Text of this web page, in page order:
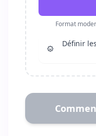
Format
Définir